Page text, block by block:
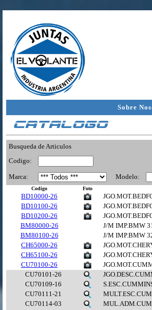
Sobre
Catalogo
Busqueda de Articulos
Codigo:
Marca: Modelo:
Codigo Foto
BD10000-26
BD10100-26
BD10200-26
BM80000-26
J/M IMP.BMW
BM80100-26
J/M IMP.BMW
CH65000-26
CH65100-26
CU70100-26
CU70101-26
CU70109-16
CU70111-21
CU70114-03